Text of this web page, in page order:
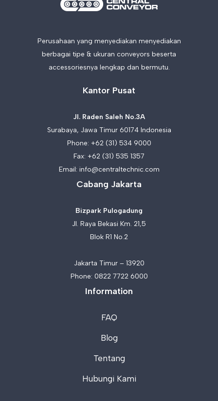
Perusahaan yang menyediakan menyediakan
berbagai tipe & ukuran conveyors beserta
accessoriesnya lengkap dan bermutu.
Kantor Pusat
Jl. Raden Saleh No.3A
Surabaya, Jawa Timur 60174 Indonesia
Phone: +62 (31) 534 9000
Fax: +62 (31) 535 1357
Email: info@centraltechnic.com
Cabang Jakarta
Bizpark Pulogadung
Jl. Raya Bekasi Km. 21,5
Blok R1 No.2
Jakarta Timur – 13920
Phone: 0822 7722 6000
Information
FAQ
Blog
Tentang
Hubungi Kami